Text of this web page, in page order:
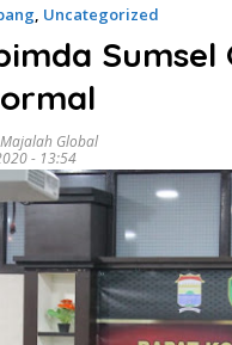
, Uncategorized
Global
- 13:54